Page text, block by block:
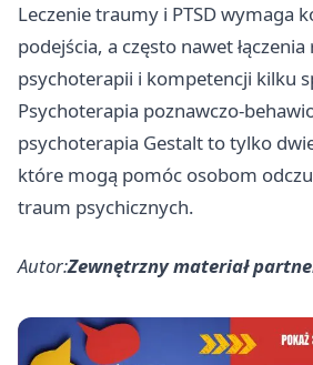
Leczenie traumy i PTSD wymaga
podejścia, a często nawet
psychoterapii i kompetencji kilku
Psychoterapia poznawczo-
psychoterapia Gestalt to tylko
które mogą pomóc osobom
traum psychicznych.
Autor:Zewnętrzny materiał